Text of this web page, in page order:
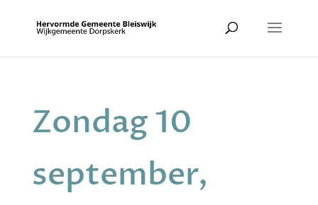
Zondag 10
september,